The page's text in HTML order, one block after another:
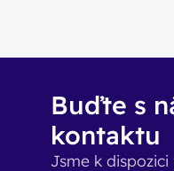
Buďte s
kontaktu
Jsme k